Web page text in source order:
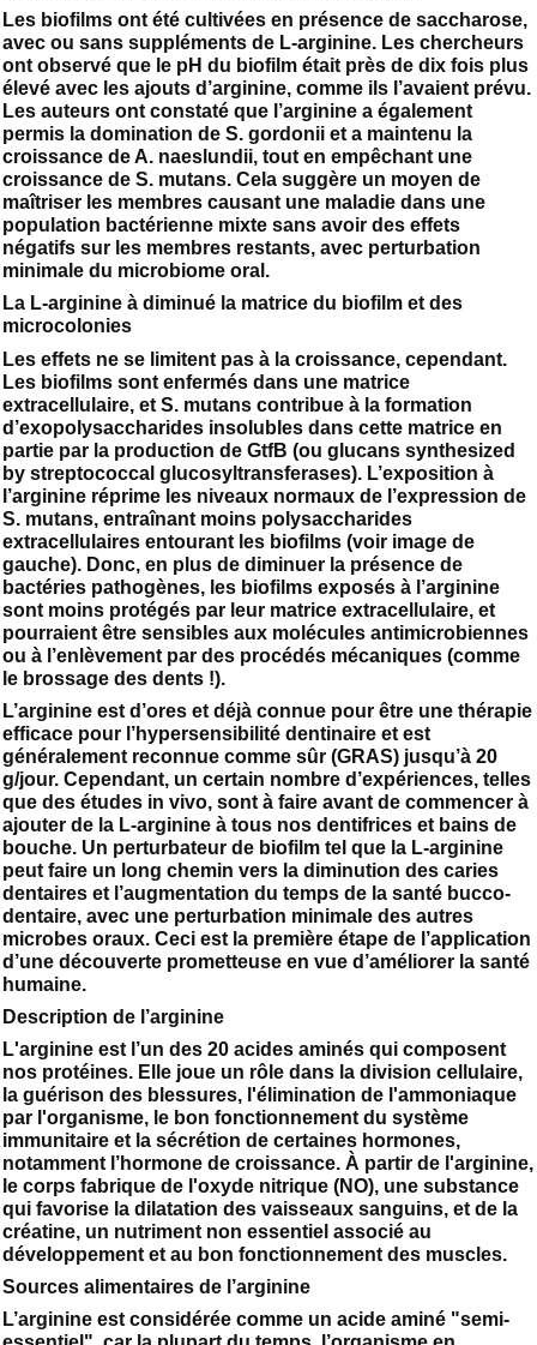
Les biofilms ont été cultivées en présence de saccharose,
avec ou sans suppléments de L-arginine. Les chercheurs
ont observé que le pH du biofilm était près de dix fois plus
élevé avec les ajouts d’arginine, comme ils l’avaient prévu.
Les auteurs ont constaté que l’arginine a également
permis la domination de S. gordonii et a maintenu la
croissance de A. naeslundii, tout en empêchant une
croissance de S. mutans. Cela suggère un moyen de
maîtriser les membres causant une maladie dans une
population bactérienne mixte sans avoir des effets
négatifs sur les membres restants, avec perturbation
minimale du microbiome oral.
La L-arginine à diminué la matrice du biofilm et des
microcolonies
Les effets ne se limitent pas à la croissance, cependant.
Les biofilms sont enfermés dans une matrice
extracellulaire, et S. mutans contribue à la formation
d’exopolysaccharides insolubles dans cette matrice en
partie par la production de GtfB (ou glucans synthesized
by streptococcal glucosyltransferases). L’exposition à
l’arginine réprime les niveaux normaux de l’expression de
S. mutans, entraînant moins polysaccharides
extracellulaires entourant les biofilms (voir image de
gauche). Donc, en plus de diminuer la présence de
bactéries pathogènes, les biofilms exposés à l’arginine
sont moins protégés par leur matrice extracellulaire, et
pourraient être sensibles aux molécules antimicrobiennes
ou à l’enlèvement par des procédés mécaniques (comme
le brossage des dents !).
L’arginine est d’ores et déjà connue pour être une thérapie
efficace pour l’hypersensibilité dentinaire et est
généralement reconnue comme sûr (GRAS) jusqu’à 20
g/jour. Cependant, un certain nombre d’expériences, telles
que des études in vivo, sont à faire avant de commencer à
ajouter de la L-arginine à tous nos dentifrices et bains de
bouche. Un perturbateur de biofilm tel que la L-arginine
peut faire un long chemin vers la diminution des caries
dentaires et l’augmentation du temps de la santé bucco-
dentaire, avec une perturbation minimale des autres
microbes oraux. Ceci est la première étape de l’application
d’une découverte prometteuse en vue d’améliorer la santé
humaine.
Description de l’arginine
L'arginine est l’un des 20 acides aminés qui composent
nos protéines. Elle joue un rôle dans la division cellulaire,
la guérison des blessures, l'élimination de l'ammoniaque
par l'organisme, le bon fonctionnement du système
immunitaire et la sécrétion de certaines hormones,
notamment l’hormone de croissance. À partir de l'arginine,
le corps fabrique de l'oxyde nitrique (NO), une substance
qui favorise la dilatation des vaisseaux sanguins, et de la
créatine, un nutriment non essentiel associé au
développement et au bon fonctionnement des muscles.
Sources alimentaires de l’arginine
L’arginine est considérée comme un acide aminé "semi-